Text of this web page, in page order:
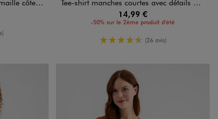
14,99 €
-50% sur le 2ème produit d'été
4.5/5 de moyenne
(26 avis)